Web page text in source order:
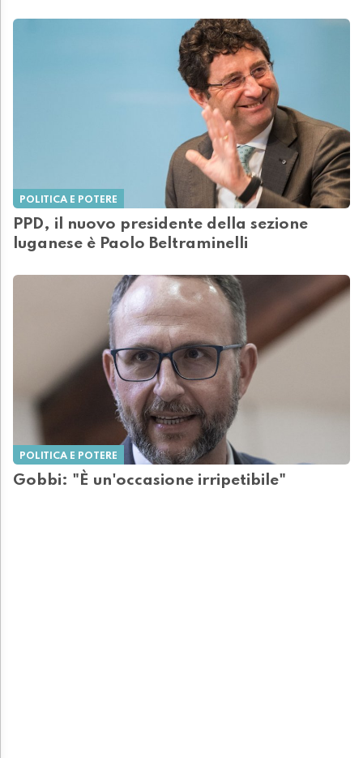
POLITICA E POTERE
PPD, il nuovo presidente della sezione
luganese è Paolo Beltraminelli
POLITICA E POTERE
Gobbi: "È un'occasione irripetibile"